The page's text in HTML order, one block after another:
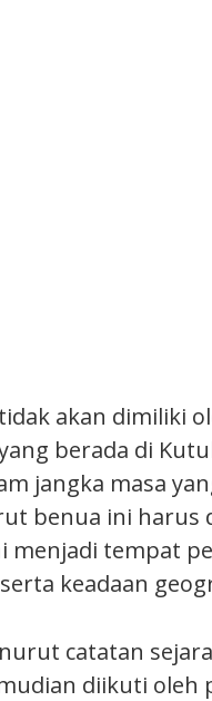
akan dimiliki
berada di
jangka masa
benua ini harus
menjadi tempat
keadaan
catatan
diikuti oleh